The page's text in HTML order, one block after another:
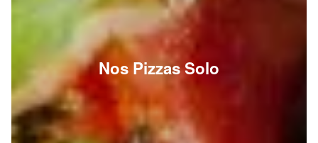
Nos Pizzas Solo